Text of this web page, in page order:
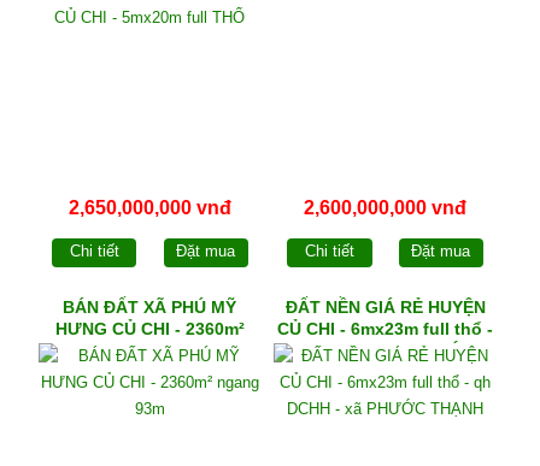
2,650,000,000 vnđ
Chi tiết Đặt mua
2,600,000,000 vnđ
Chi tiết Đặt mua
BÁN ĐẤT XÃ PHÚ MỸ
HƯNG CỦ CHI - 2360m²
ngang 93m
ĐẤT NỀN GIÁ RẺ HUYỆN
CỦ CHI - 6mx23m full thổ -
qh DCHH - xã PHƯỚC
THẠNH